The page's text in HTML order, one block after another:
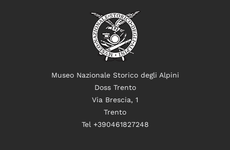
Museo Nazionale Storico degli Alpini
Doss Trento
Via Brescia, 1
Trento
Tel +390461827248